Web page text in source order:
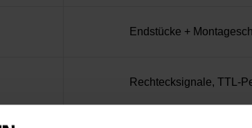
Endstücke +
Rechtecksignale, TTL-